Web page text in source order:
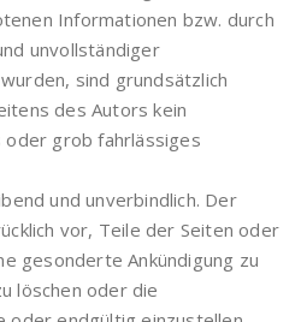
Informationen bzw. durch
unvollständiger
sind grundsätzlich
des Autors kein
oder grob fahrlässiges
und unverbindlich. Der
vor, Teile der Seiten oder
gesonderte Ankündigung zu
löschen oder die